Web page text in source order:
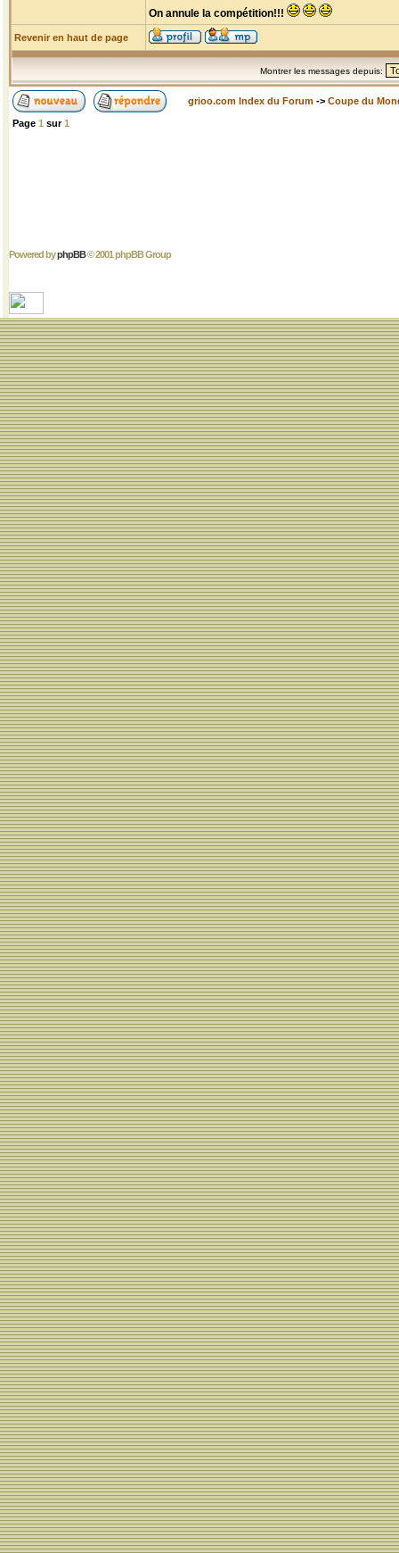
On annule la compétition!!!
Revenir en haut de page
Montrer les messages depuis:
grioo.com Index du Forum -> Coupe du
Page 1 sur1
Powered byphpBB© 2001 phpBB Group